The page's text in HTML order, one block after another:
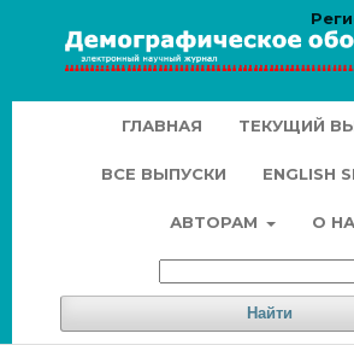
ГЛАВНАЯ ТЕКУЩИЙ
ВСЕ ВЫПУСКИ ENGLISH
АВТОРАМ О
Найти